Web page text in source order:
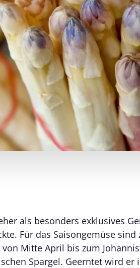
als besonders exklusives
Für das Saisongemüse sind
Mitte April bis zum
Spargel. Geerntet wird er